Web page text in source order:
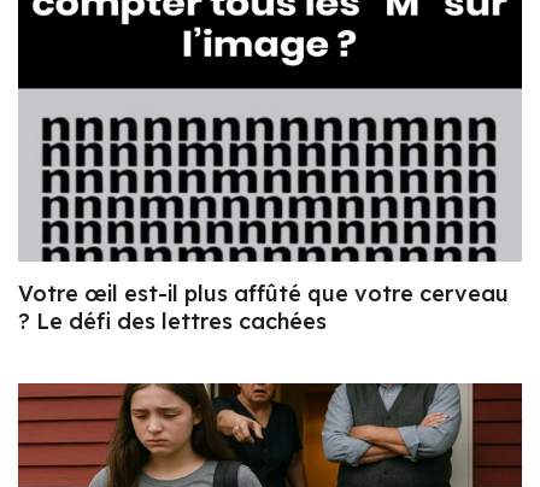
Votre œil est-il plus affûté que votre cerveau
? Le défi des lettres cachées